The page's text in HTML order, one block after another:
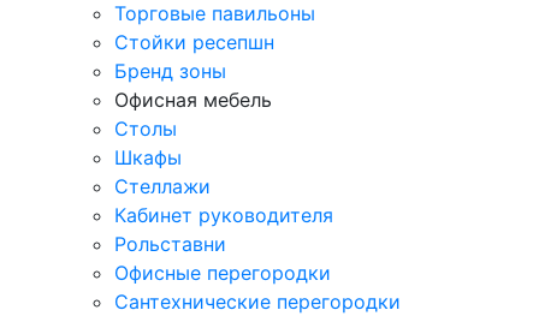
Торговые павильоны
Стойки ресепшн
Бренд зоны
Офисная мебель
Столы
Шкафы
Стеллажи
Кабинет руководителя
Рольставни
Офисные перегородки
Сантехнические перегородки